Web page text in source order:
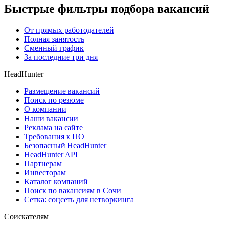
Быстрые фильтры подбора вакансий
От прямых работодателей
Полная занятость
Сменный график
За последние три дня
HeadHunter
Размещение вакансий
Поиск по резюме
О компании
Наши вакансии
Реклама на сайте
Требования к ПО
Безопасный HeadHunter
HeadHunter API
Партнерам
Инвесторам
Каталог компаний
Поиск по вакансиям в Сочи
Сетка: соцсеть для нетворкинга
Соискателям